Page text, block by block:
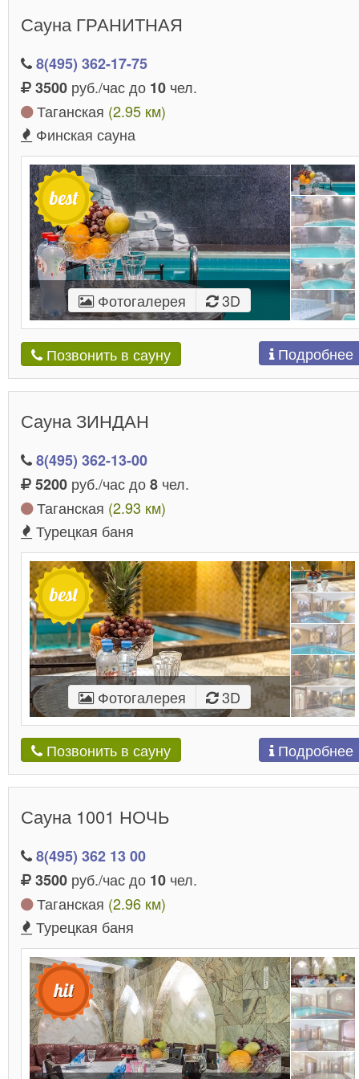
Сауна ГРАНИТНАЯ
8(495) 362-17-75
3500 руб./час до 10 чел.
Таганская (2.95 км)
Финская сауна
Фотогалерея 3D
Позвонить в сауну Подробнее
Сауна ЗИНДАН
8(495) 362-13-00
5200 руб./час до8 чел.
Таганская (2.93 км)
Турецкая баня
Фотогалерея 3D
Позвонить в сауну Подробнее
Сауна 1001 НОЧЬ
8(495) 362 13 00
3500 руб./час до 10 чел.
Таганская (2.96 км)
Турецкая баня